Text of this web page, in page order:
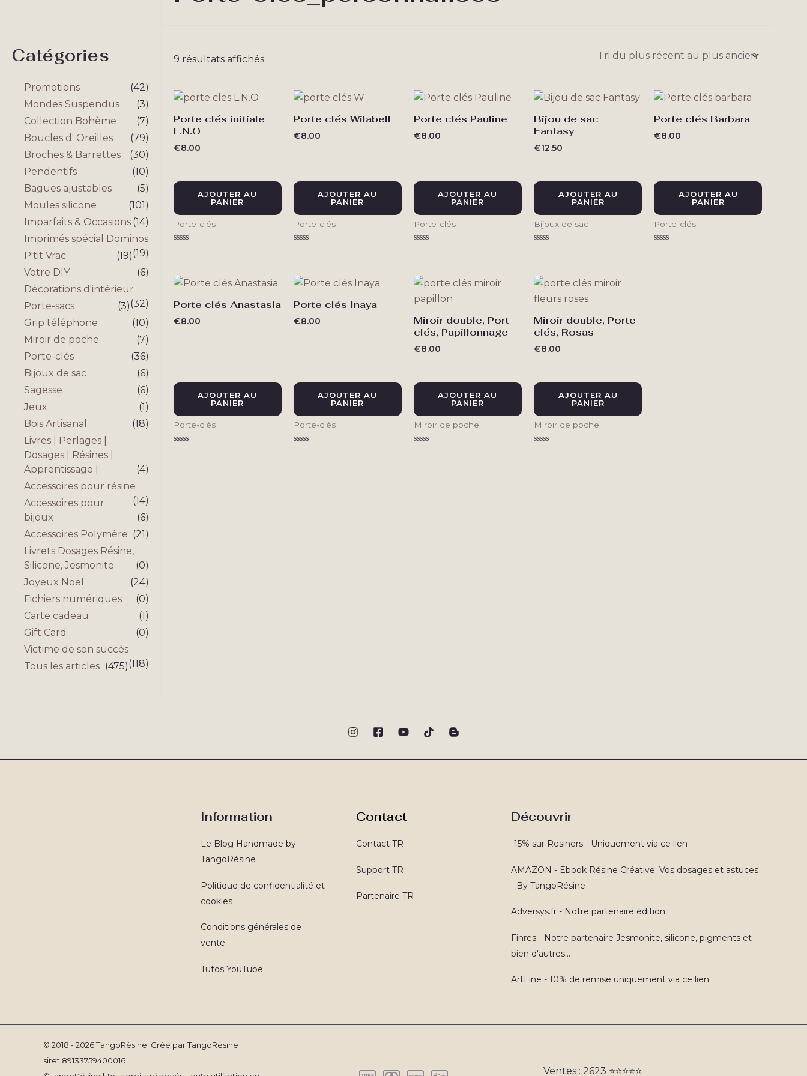
Catégories
Promotions
(42)
Mondes Suspendus
(3)
Collection Bohème
(7)
Boucles d' Oreilles
(79)
Broches & Barrettes
(30)
Pendentifs
(10)
Bagues ajustables
(5)
Moules silicone
(101)
Imparfaits & Occasions (14)
Imprimés spécial Dominos
(19)
P'tit Vrac
(19)
Votre DIY
(6)
Décorations d'intérieur
(32)
Porte-sacs
(3)
Grip téléphone
(10)
Miroir de poche
(7)
Porte-clés
(36)
Bijoux de sac
(6)
Sagesse
(6)
Jeux
(1)
Bois Artisanal
(18)
Livres | Perlages |
Dosages | Résines |
Apprentissage |
(4)
Accessoires pour résine
(14)
Accessoires pour
bijoux
(6)
Accessoires Polymère (21)
Livrets Dosages Résine,
Silicone, Jesmonite
(0)
Joyeux Noël
(24)
Fichiers numériques
(0)
Carte cadeau
(1)
Gift Card
(0)
Victime de son succès
(118)
Tous les articles (475)
9 résultats affichésTrié
récent
ancien
Porte clés initiale
L.N.O
€8.00
AJOUTER AU
PANIER
Porte-clés
Porte clés Wilabell
€8.00
AJOUTER AU
PANIER
Porte-clés
Porte clés Pauline
€8.00
AJOUTER AU
PANIER
Porte-clés
Bijou de sac
Fantasy
€12.50
AJOUTER AU
PANIER
Bijoux de sac
Porte clés Barbara
€8.00
AJOUTER AU
PANIER
Porte-clés
Porte clés Anastasia
€8.00
AJOUTER AU
PANIER
Porte-clés
Porte clés Inaya
€8.00
AJOUTER AU
PANIER
Porte-clés
Miroir double, Port
clés, Papillonnage
€8.00
AJOUTER AU
PANIER
Miroir de poche
Miroir double, Porte
clés, Rosas
€8.00
AJOUTER AU
PANIER
Miroir de poche
Information
Le Blog Handmade by
TangoRésine
Politique de confidentialité et
cookies
Conditions générales de
vente
Tutos YouTube
Contact
Contact TR
Support TR
Partenaire TR
Découvrir
-15% sur Resiners - Uniquement via ce lien
AMAZON - Ebook Résine Créative: Vos dosages et astuces
- By TangoRésine
Adversys.fr - Notre partenaire édition
Finres - Notre partenaire Jesmonite, silicone, pigments et
bien d'autres...
ArtLine - 10% de remise uniquement via ce lien
© 2018 - 2026 TangoRésine. Créé par TangoRésine
siret 89133759400016
Ventes : 2623 ⭐️⭐️⭐️⭐️⭐️